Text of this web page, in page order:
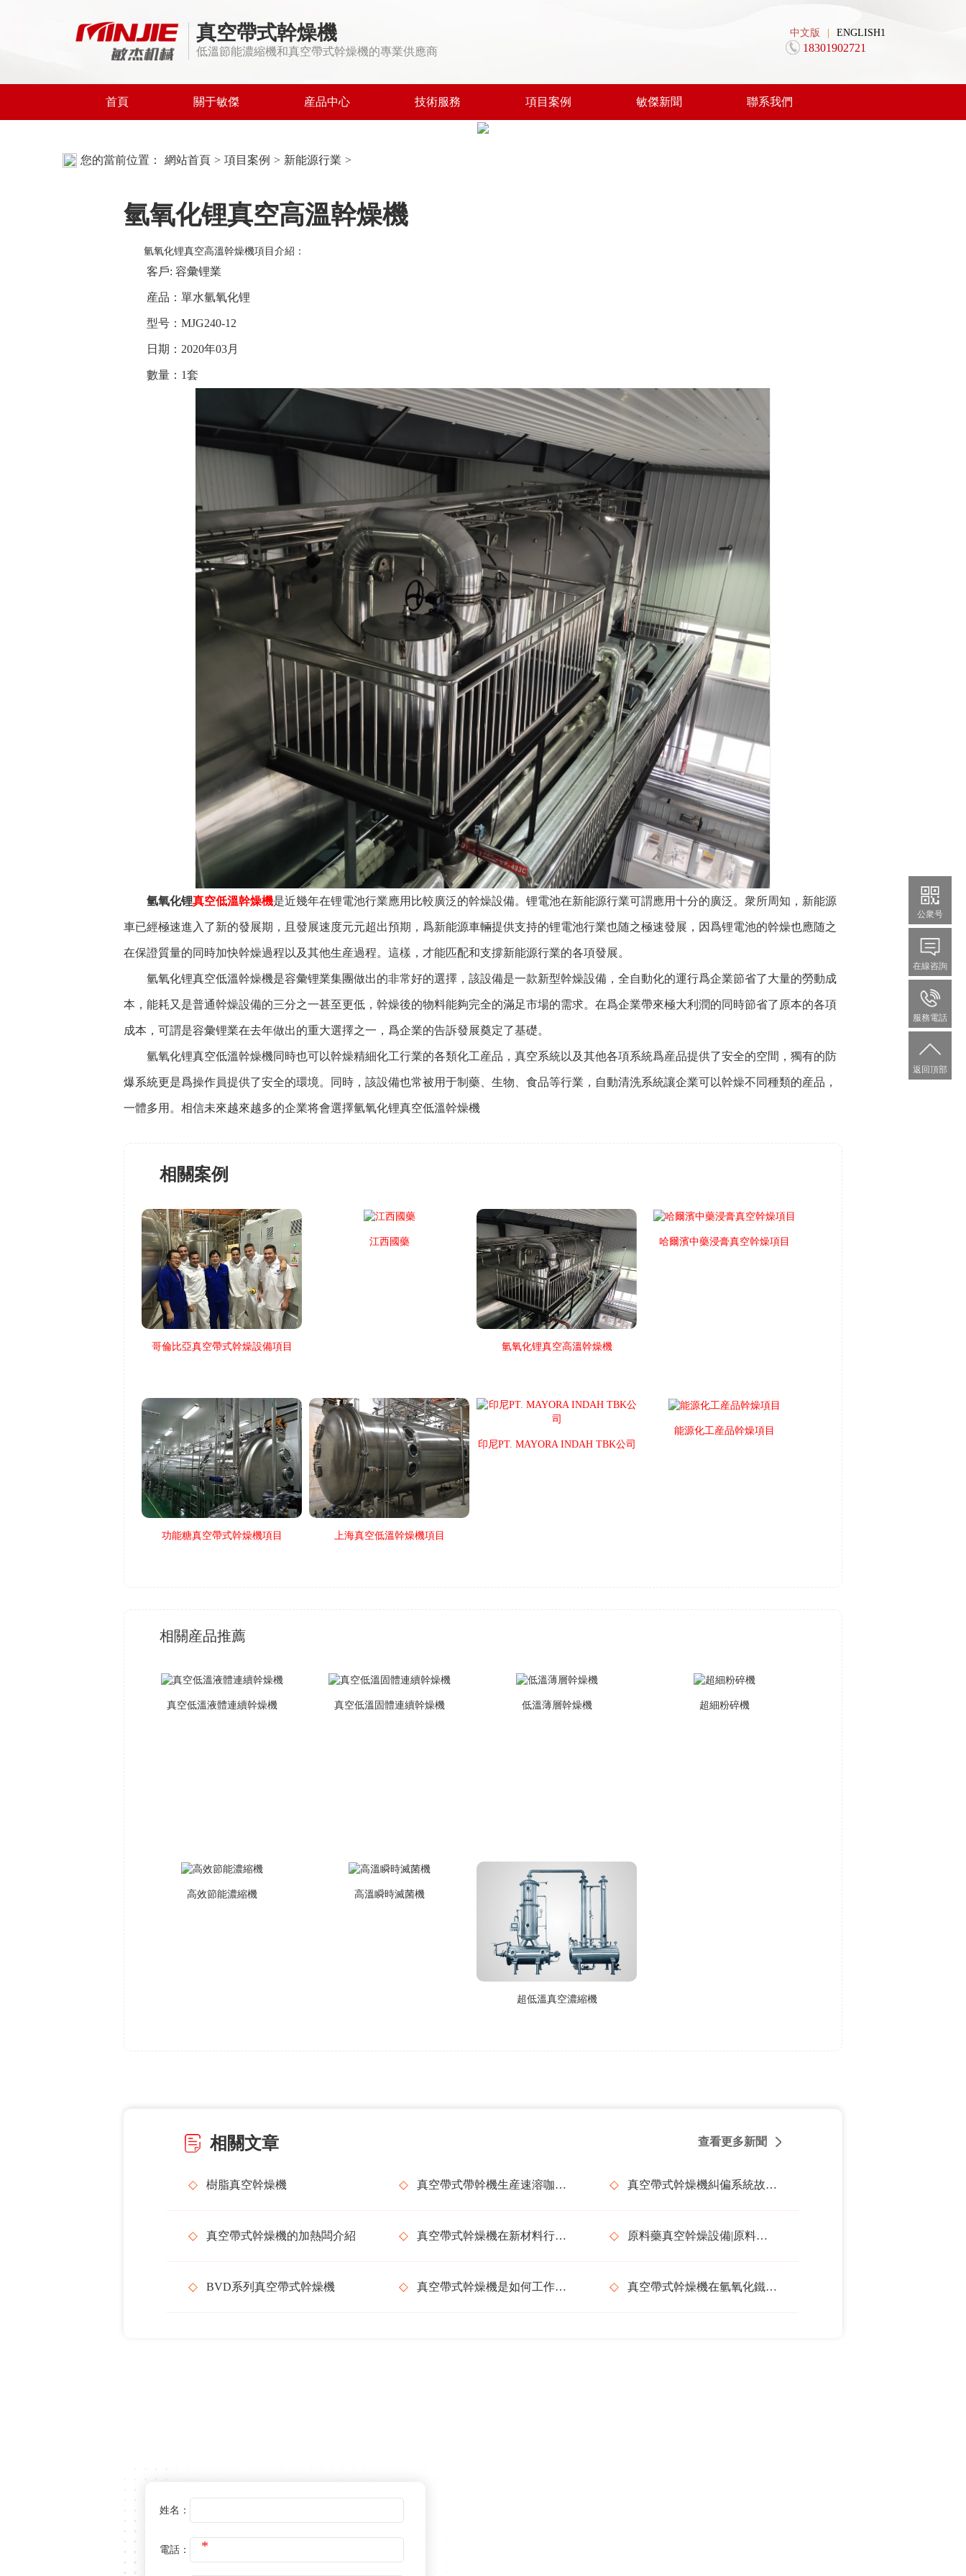
真空帶式幹燥機
低溫節能濃縮機和真空帶式幹燥機的專業供應商
中文版 ENGLISH1
18301902721
首頁 關于敏傑 産品中心 技術服務 項目案例 敏傑新聞 聯系我們
您的當前位置： 網站首頁 > 項目案例 > 新能源行業 >
氫氧化锂真空高溫幹燥機
氫氧化锂真空高溫幹燥機項目介紹：
客戶: 容彙锂業
産品：單水氫氧化锂
型号：MJG240-12
日期：2020年03月
數量：1套
氫氧化锂真空低溫幹燥機是近幾年在锂電池行業應用比較廣泛的幹燥設備。锂電池在新能源行業可謂應用十分的廣泛。衆所周知，新能源
車已經極速進入了新的發展期，且發展速度元元超出預期，爲新能源車輛提供支持的锂電池行業也随之極速發展，因爲锂電池的幹燥也應随之
在保證質量的同時加快幹燥過程以及其他生産過程。這樣，才能匹配和支撐新能源行業的各項發展。
氫氧化锂真空低溫幹燥機是容彙锂業集團做出的非常好的選擇，該設備是一款新型幹燥設備，全自動化的運行爲企業節省了大量的勞動成
本，能耗又是普通幹燥設備的三分之一甚至更低，幹燥後的物料能夠完全的滿足市場的需求。在爲企業帶來極大利潤的同時節省了原本的各項
成本，可謂是容彙锂業在去年做出的重大選擇之一，爲企業的告訴發展奠定了基礎。
氫氧化锂真空低溫幹燥機同時也可以幹燥精細化工行業的各類化工産品，真空系統以及其他各項系統爲産品提供了安全的空間，獨有的防
爆系統更是爲操作員提供了安全的環境。同時，該設備也常被用于制藥、生物、食品等行業，自動清洗系統讓企業可以幹燥不同種類的産品，
一體多用。相信未來越來越多的企業将會選擇氫氧化锂真空低溫幹燥機
相關案例
哥倫比亞真空帶式幹燥設備項目
江西國藥
氫氧化锂真空高溫幹燥機
哈爾濱中藥浸膏真空幹燥項目
功能糖真空帶式幹燥機項目 上海真空低溫幹燥機項目
印尼PT. MAYORA INDAH TBK公司
能源化工産品幹燥項目
相關産品推薦
真空低溫液體連續幹燥機 真空低溫固體連續幹燥機 低溫薄層幹燥機 超細粉碎機
高效節能濃縮機 高溫瞬時滅菌機
超低溫真空濃縮機
相關文章 查看更多新聞
樹脂真空幹燥機 真空帶式帶幹機生産速溶咖啡的幹燥情況 真空帶式幹燥機糾偏系統故障分析
真空帶式幹燥機的加熱闆介紹 真空帶式幹燥機在新材料行業的應用 原料藥真空幹燥設備|原料藥帶式烘幹機
BVD系列真空帶式幹燥機 真空帶式幹燥機是如何工作的？ 真空帶式幹燥機在氫氧化鐵幹燥中的優勢
姓名：
電話：
公衆号
在線咨詢
服務電話
返回頂部